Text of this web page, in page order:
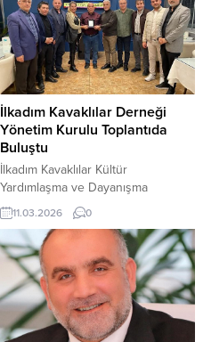
İlkadım Kavaklılar Derneği
Yönetim Kurulu Toplantıda
Buluştu
İlkadım Kavaklılar Kültür
Yardımlaşma ve Dayanışma
Derneği, yönetim kurulu üyeleriyle
bir araya gelerek samimi bir
buluşma gerçekleştirdi. İlkadım
Kavaklılar Kültür Yardımlaşma ve
Dayanışma Derneği Başkanı Levent
Kaya ve yönetim kurulu üyeleri,
dernek yönetim kurulu üyesi
Kenan Demiroğlu’nun
11.03.2026 0